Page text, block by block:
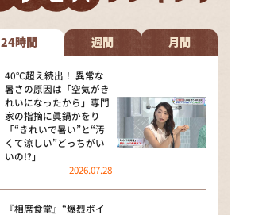
なるみ・岡村の過ぎるTV
相席食堂
これ余談なんですけど・・・
～人生密着トークバラエティ！
～ やすとものいたって真剣です
探偵！ナイトスクープ
news おかえり
24時間 週間 月間
40℃超え続出！ 異常な
暑さの原因は「空気がき
れいになったから」専門
家の指摘に眞鍋かをり
「“きれいで暑い”と“汚
くて涼しい”どっちがい
いの!?」
2026.07.28
『相席食堂』“爆烈ボイ